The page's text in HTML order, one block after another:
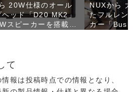
20W仕様のオール
ッド「D20 MK2」
スピーカーを搭載し
NUXから
たフルレン
カー「
て
報は投稿時点での情報となり、